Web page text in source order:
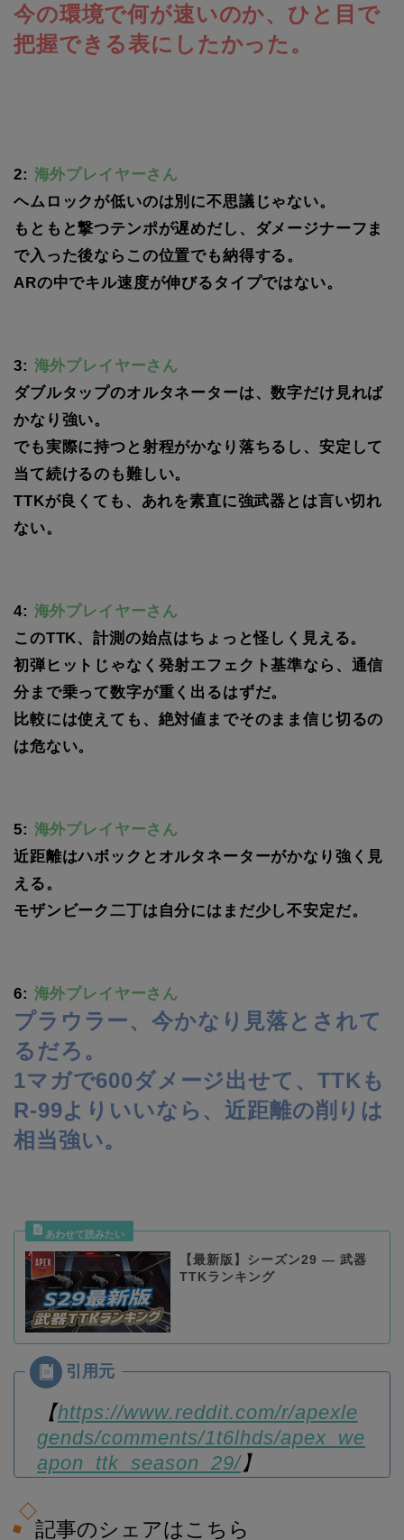
今の環境で何が速いのか、ひと目で
把握できる表にしたかった。
2: 海外プレイヤーさん
ヘムロックが低いのは別に不思議じゃない。
もともと撃つテンポが遅めだし、ダメージナーフま
で入った後ならこの位置でも納得する。
ARの中でキル速度が伸びるタイプではない。
3: 海外プレイヤーさん
ダブルタップのオルタネーターは、数字だけ見れば
かなり強い。
でも実際に持つと射程がかなり落ちるし、安定して
当て続けるのも難しい。
TTKが良くても、あれを素直に強武器とは言い切れ
ない。
4: 海外プレイヤーさん
このTTK、計測の始点はちょっと怪しく見える。
初弾ヒットじゃなく発射エフェクト基準なら、通信
分まで乗って数字が重く出るはずだ。
比較には使えても、絶対値までそのまま信じ切るの
は危ない。
5: 海外プレイヤーさん
近距離はハボックとオルタネーターがかなり強く見
える。
モザンビーク二丁は自分にはまだ少し不安定だ。
6: 海外プレイヤーさん
プラウラー、今かなり見落とされて
るだろ。
1マガで600ダメージ出せて、TTKも
R-99よりいいなら、近距離の削りは
相当強い。
【最新版】シーズン29 — 武器
TTKランキング
【https://www.reddit.com/r/apexle
gends/comments/1t6lhds/apex_we
apon_ttk_season_29/】
記事のシェアはこちら